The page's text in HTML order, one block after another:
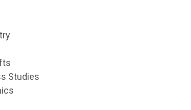
Studies